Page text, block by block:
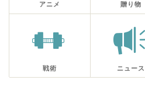
アニメ 贈り物
戦術 ニュース